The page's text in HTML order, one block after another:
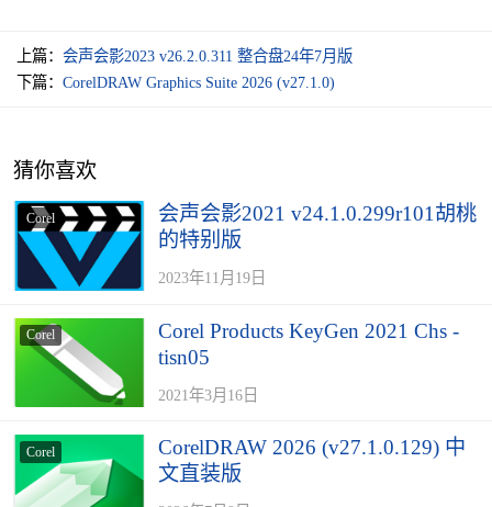
上篇： 会声会影2023 v26.2.0.311 整合盘24年7月版
下篇： CorelDRAW Graphics Suite 2026 (v27.1.0)
猜你喜欢
Corel
会声会影2021 v24.1.0.299r101胡桃
的特别版
2023年11月19日
Corel
Corel Products KeyGen 2021 Chs -
tisn05
2021年3月16日
Corel
CorelDRAW 2026 (v27.1.0.129) 中
文直装版